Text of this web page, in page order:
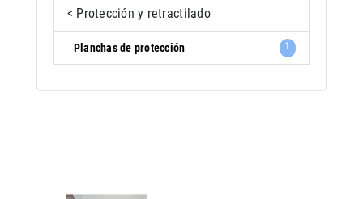
< Protección y retractilado
Planchas de protección 1